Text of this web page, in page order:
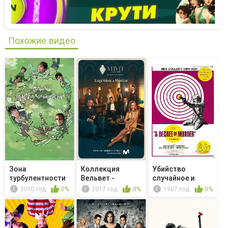
Похожие видео
Зона
турбулентности
2010 год 0%
Коллекция
Вельвет -
Amistades
2017 год 0%
Убийство
случайное и
преднамеренное
1967 год 0%